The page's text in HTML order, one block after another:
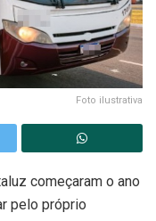
Foto ilustrativa
começaram o ano
pelo próprio